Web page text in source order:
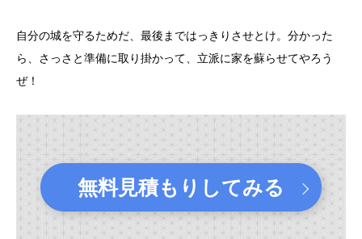
自分の城を守るためだ、最後まではっきりさせとけ。分かった
ら、さっさと準備に取り掛かって、立派に家を蘇らせてやろう
ぜ！
無料見積もりしてみる